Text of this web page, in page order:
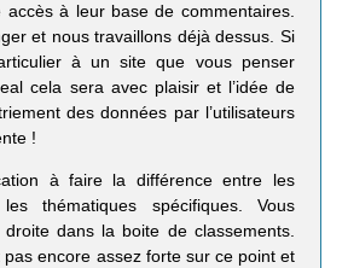
accès à leur base de commentaires.
et nous travaillons déjà dessus. Si
à un site que vous penser
cela sera avec plaisir et l’idée de
des données par l’utilisateurs
!
à faire la différence entre les
thématiques spécifiques. Vous
dans la boite de classements.
pas encore assez forte sur ce point et